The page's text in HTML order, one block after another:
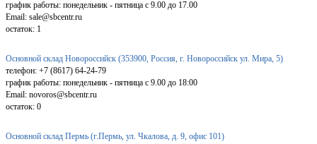
график работы: понедельник - пятница с 9.00 до 17.00
Email: sale@sbcentr.ru
остаток: 1
Основной склад Новороссийск (353900, Россия, г. Новороссийск ул. Мира, 5)
телефон: +7 (8617) 64-24-79
график работы: понедельник - пятница с 9.00 до 18:00
Email: novoros@sbcentr.ru
остаток: 0
Основной склад Пермь (г.Пермь, ул. Чкалова, д. 9, офис 101)